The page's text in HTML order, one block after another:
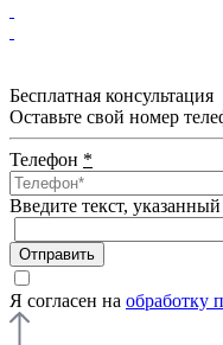
Бесплатная консультация
Оставьте свой номер
Телефон *
Введите текcт,
Отправить
Я согласен на обработку